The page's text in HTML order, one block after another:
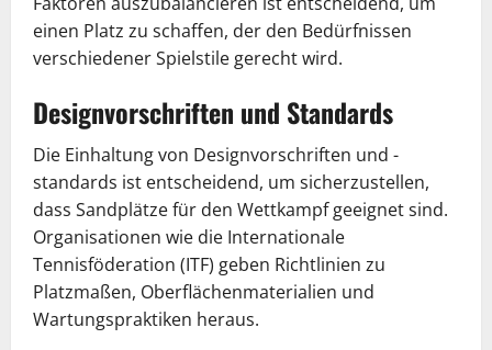
einen Platz zu schaffen, der den Bedürfnissen
verschiedener Spielstile gerecht wird.
Designvorschriften und Standards
Die Einhaltung von Designvorschriften und -
standards ist entscheidend, um sicherzustellen,
dass Sandplätze für den Wettkampf geeignet sind.
Organisationen wie die Internationale
Tennisföderation (ITF) geben Richtlinien zu
Platzmaßen, Oberflächenmaterialien und
Wartungspraktiken heraus.